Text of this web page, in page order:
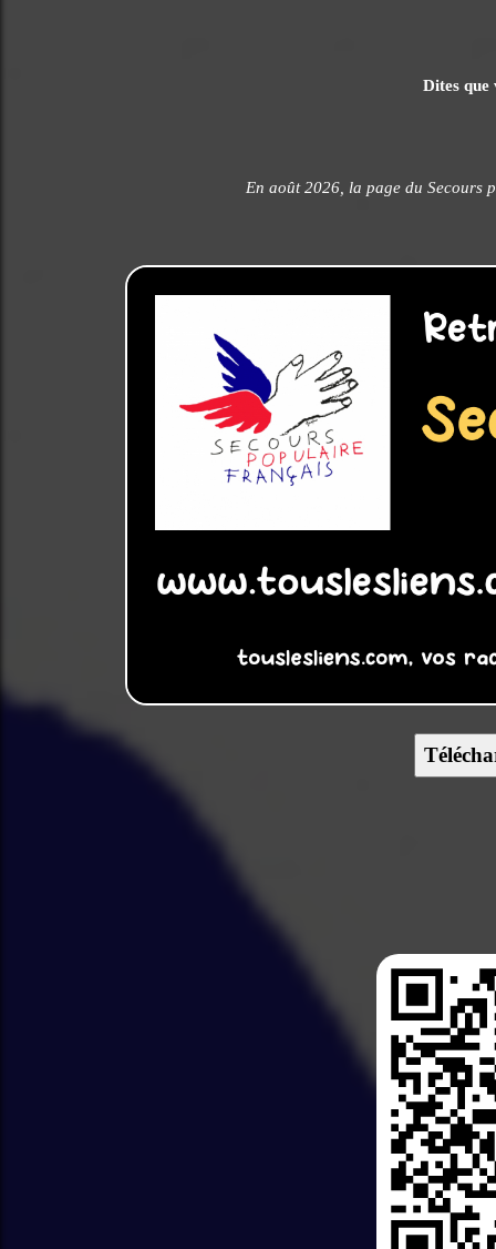
Dites que
En août 2026, la page du Secours